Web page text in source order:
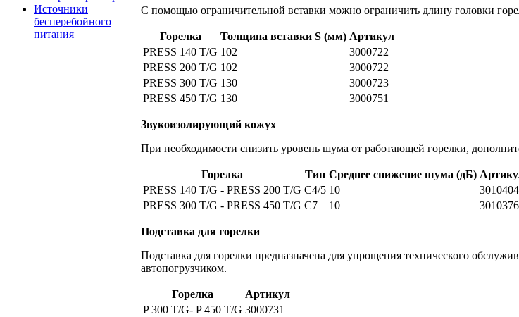
Источники
бесперебойного
питания
С помощью ограничительной вставки можно ограничить длину головки
Горелка Толщина вставки S (мм) Артикул
PRESS 140 T/G 102
3000722
PRESS 200 T/G 102
3000722
PRESS 300 T/G 130
3000723
PRESS 450 T/G 130 3000751
Звукоизолирующий кожух
При необходимости снизить уровень шума от работающей горелки,
Горелка Тип Среднее снижение шума (дБ)
PRESS 140 T/G - PRESS 200 T/G С4/5 10
3010404
PRESS 300 T/G - PRESS 450 T/G С7 10 3010376
Подставка для горелки
Подставка для горелки предназначена для упрощения технического
автопогрузчиком.
Горелка
Артикул
P 300 T/G- P 450 T/G 3000731